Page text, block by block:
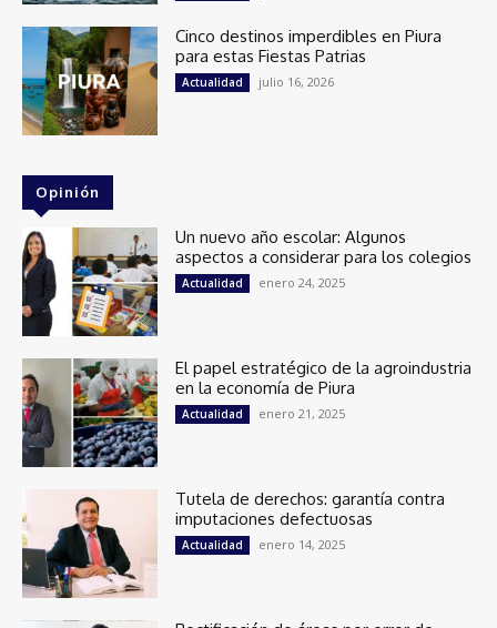
Cinco destinos imperdibles en Piura
para estas Fiestas Patrias
Actualidad julio 16, 2026
Opinión
Un nuevo año escolar: Algunos
aspectos a considerar para los colegios
Actualidad enero 24, 2025
El papel estratégico de la agroindustria
en la economía de Piura
Actualidad enero 21, 2025
Tutela de derechos: garantía contra
imputaciones defectuosas
Actualidad enero 14, 2025